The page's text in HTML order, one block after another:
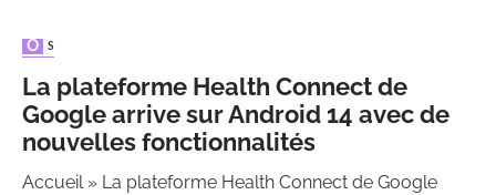
OS
La plateforme Health Connect de
Google arrive sur Android 14 avec de
nouvelles fonctionnalités
Accueil» La plateforme Health Connect de Google